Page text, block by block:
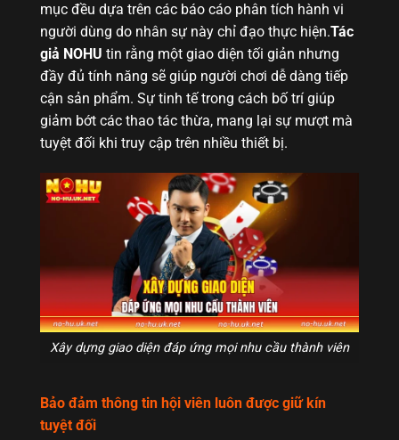
mục đều dựa trên các báo cáo phân tích hành vi
người dùng do nhân sự này chỉ đạo thực hiện.Tác
giả NOHU tin rằng một giao diện tối giản nhưng
đầy đủ tính năng sẽ giúp người chơi dễ dàng tiếp
cận sản phẩm. Sự tinh tế trong cách bố trí giúp
giảm bớt các thao tác thừa, mang lại sự mượt mà
tuyệt đối khi truy cập trên nhiều thiết bị.
Xây dựng giao diện đáp ứng mọi nhu cầu thành viên
Bảo đảm thông tin hội viên luôn được giữ kín
tuyệt đối